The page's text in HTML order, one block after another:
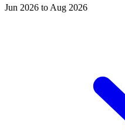
Jun 2026 to Aug 2026